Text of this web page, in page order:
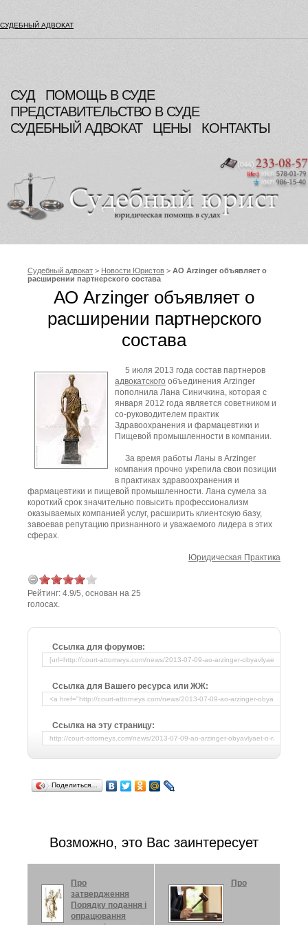
СУДЕБНЫЙ АДВОКАТ
СУД
ПОМОЩЬ В СУДЕ
ПРЕДСТАВИТЕЛЬСТВО В СУДЕ
СУДЕБНЫЙ АДВОКАТ
ЦЕНЫ КОНТАКТЫ
Судебный адвокат > Новости Юристов > АО Arzinger объявляет о
расширении партнерского состава
АО Arzinger объявляет о
расширении партнерского
состава
5 июля 2013 года состав партнеров
адвокатского объединения Arzinger
пополнила Лана Синичкина, которая с
января 2012 года является советником и
со-руководителем практик
Здравоохранения и фармацевтики и
Пищевой промышленности в компании.
За время работы Ланы в Arzinger
компания прочно укрепила свои позиции
в практиках здравоохранения и
фармацевтики и пищевой промышленности. Лана сумела за
короткий срок значительно повысить профессионализм
оказываемых компанией услуг, расширить клиентскую базу,
завоевав репутацию признанного и уважаемого лидера в этих
сферах.
Юридическая Практика
Рейтинг: 4.9/5, основан на 25
голосах.
Ссылка для форумов:
Ссылка для Вашего ресурса или ЖЖ:
Ссылка на эту страницу:
Поделиться…
Возможно, это Вас заинтересует
Про
затвердження
Порядку подання і
опрацювання
Про